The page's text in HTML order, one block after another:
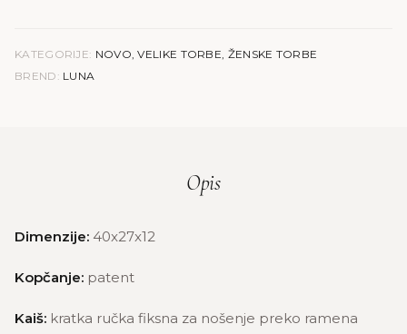
KATEGORIJE: NOVO,VELIKE TORBE, ŽENSKE TORBE
BREND: LUNA
Opis
Dimenzije: 40x27x12
Kopčanje: patent
Kaiš: kratka ručka fiksna za nošenje preko ramena